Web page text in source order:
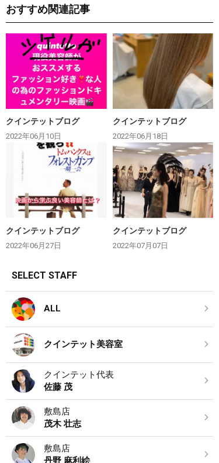
おすすめ関連記事
クインテットブログ
2022年06月10日
クインテットブログ
2022年06月18日
クインテットブログ
2022年06月27日
クインテットブログ
2022年07月07日
SELECT STAFF
ALL
クインテット美容室
クインテット代表
佐藤 茂
敷島店
茂木 壮志
敷島店
丹野 麻利絵